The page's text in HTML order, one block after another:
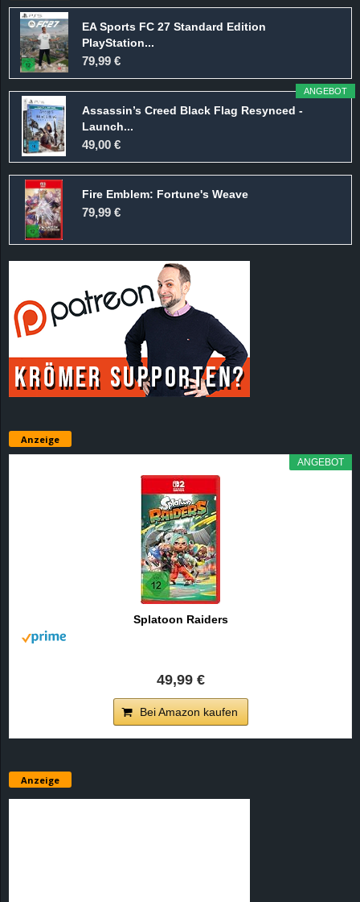
EA Sports FC 27 Standard Edition
PlayStation...
79,99 €
ANGEBOT
Assassin’s Creed Black Flag Resynced -
Launch...
49,00 €
Fire Emblem: Fortune's Weave
79,99 €
Anzeige
ANGEBOT
Splatoon Raiders
49,99 €
Bei Amazon kaufen
Anzeige